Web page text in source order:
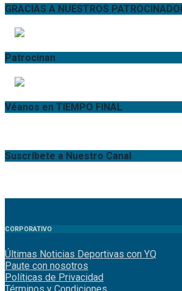
GRACIAS A NUESTROS
Patrocinan
Véanos en TIEMPO FINAL
Suscríbete a Nuestro Canal
CORPORATIVO
Últimas Noticias Deportivas con YQ
Paute con nosotros
Políticas de Privacidad
Términos y Condiciones